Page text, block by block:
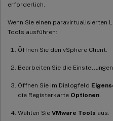
erforderlich.
Wenn Sie einen paravirtualisierten
Tools ausführen:
Öffnen Sie den vSphere Client.
Bearbeiten Sie die
Öffnen Sie im Dialogfeld
die Registerkarte Optionen
Wählen Sie VMware Tools aus.